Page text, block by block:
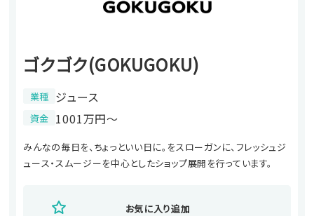
ゴクゴク(GOKUGOKU)
業種 ジュース
資金 1001万円〜
みんなの毎日を、ちょっといい日に。をスローガンに、フレッシュジ
ュース・スムージーを中心としたショップ展開を行っています。
お気に入り追加